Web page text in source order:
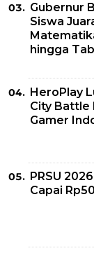
Gubernur
Siswa
hingga
HeroPlay
City Battle
Gamer
PRSU
Capai